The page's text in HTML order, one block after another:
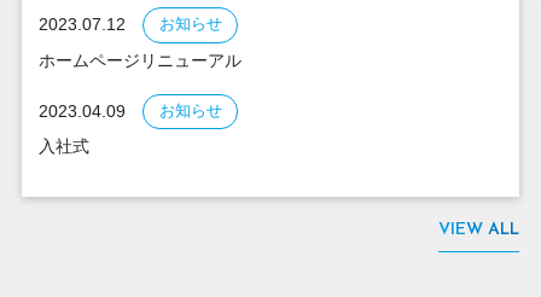
2023.07.12 お知らせ
ホームページリニューアル
2023.04.09 お知らせ
入社式
VIEW ALL